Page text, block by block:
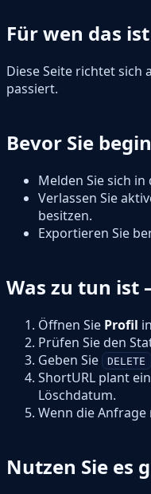
Für wen das ist
Diese Seite richtet sich
passiert.
Bevor Sie
Melden Sie sich
Verlassen Sie
besitzen.
Exportieren Sie
Was zu tun ist
Öffnen Sie Profil
Prüfen Sie den
Geben Sie
DELETE
ShortURL plant
Löschdatum.
Wenn die
Nutzen Sie es